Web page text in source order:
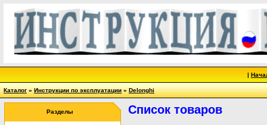
|
Каталог»Инструкции по эксплуатации»Delonghi
Разделы Список товаров